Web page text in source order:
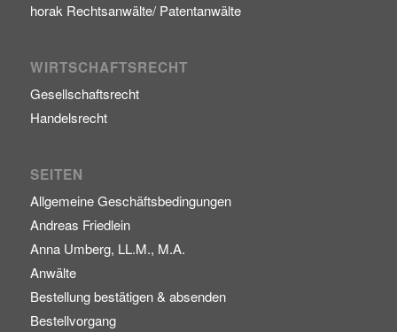
horak Rechtsanwälte/ Patentanwälte
WIRTSCHAFTSRECHT
Gesellschaftsrecht
Handelsrecht
SEITEN
Allgemeine Geschäftsbedingungen
Andreas Friedlein
Anna Umberg, LL.M., M.A.
Anwälte
Bestellung bestätigen & absenden
Bestellvorgang